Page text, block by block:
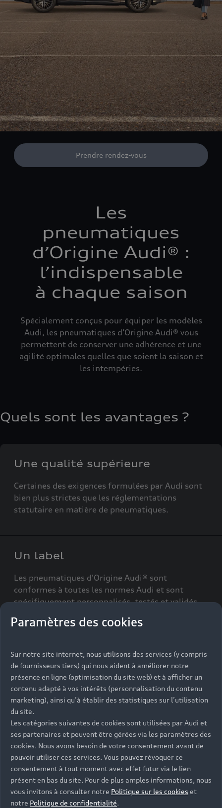
Prendre rendez-vous
Les
pneumatiques
d’Origine Audi® :
l’indispensable
à chaque saison
Spécialement conçus pour équiper les modèles
Audi, les pneumatiques d’Origine Audi® vous
permettent de conserver une adhérence et une
agilité optimales quelles que soient la saison et
les intempéries.
Quels sont les avantages ?
Une qualité supérieure
Certaines des exigences formulées par Audi sont
bien plus strictes que les réglementations
statutaire en matière de pneumatiques.
Un label
Les pneumatiques d'Origine Audi® sont
conformes à toutes les normes Audi et sont
spécifiquement personnalisés, testés et validés
Un partenariat
Les pneumatiques d'Origine Audi® sont élaborés
en partenariat avec les plus grands fabricants dès
la phase de développement d'un nouveau
Des pneumatiques adaptés à
toutes les saisons
Paramètres des cookies
Sur notre site internet, nous utilisons des services (y compris
de fournisseurs tiers) qui nous aident à améliorer notre
présence en ligne (optimisation du site web) et à afficher un
contenu adapté à vos intérêts (personnalisation du contenu
marketing), ainsi qu’à établir des statistiques sur l’utilisation
du site.
Les catégories suivantes de cookies sont utilisées par Audi et
ses partenaires et peuvent être gérées via les paramètres des
cookies. Nous avons besoin de votre consentement avant de
pouvoir utiliser ces services. Vous pouvez révoquer ce
consentement à tout moment avec effet futur via le lien
présent en bas du site. Pour de plus amples informations, nous
vous invitons à consulter notre Politique sur les cookies et
notre Politique de confidentialité.